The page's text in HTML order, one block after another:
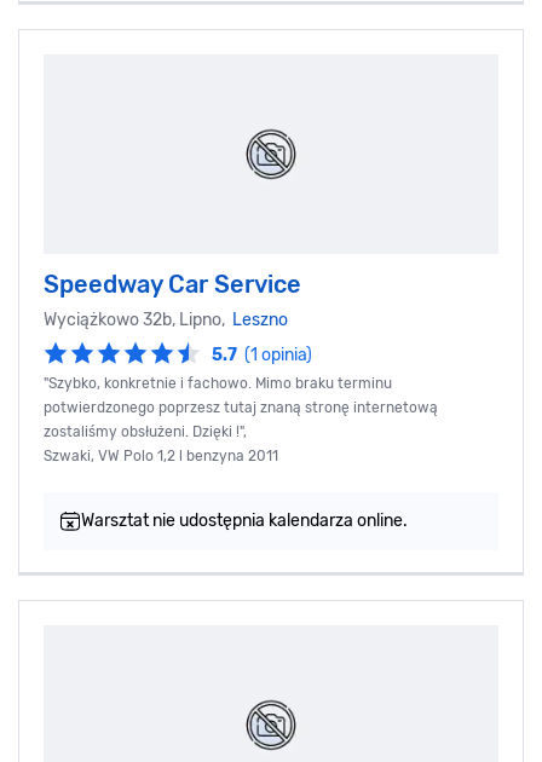
Speedway Car Service
Wyciążkowo 32b, Lipno, Leszno
5.7 (1 opinia)
"Szybko, konkretnie i fachowo. Mimo braku terminu
potwierdzonego poprzesz tutaj znaną stronę internetową
zostaliśmy obsłużeni. Dzięki !",
Szwaki, VW Polo 1,2 l benzyna 2011
Warsztat nie udostępnia kalendarza online.